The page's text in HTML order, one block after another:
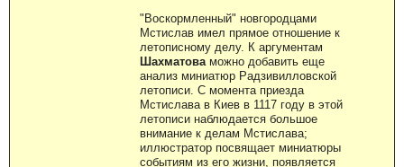
"Воскормленный" новгородцами
Мстислав имел прямое отношение к
летописному делу. К аргументам
Шахматова можно добавить еще
анализ миниатюр Радзивилловской
летописи. С момента приезда
Мстислава в Киев в 1117 году в этой
летописи наблюдается большое
внимание к делам Мстислава;
иллюстратор посвящает миниатюры
событиям из его жизни, появляется